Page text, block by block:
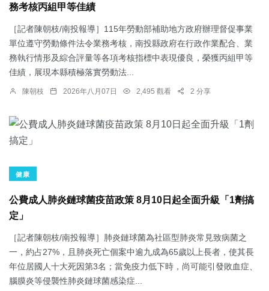
務考核丙組甲等佳績
［記者陳朝枝/南投報導］115年勞動部補助地方政府辦理督促事業
單位遵守勞動條件法令業務考核，南投縣政府在行政作業配合、業
務執行情形及綜合評量等各項考核指標中表現優良，榮獲丙組甲等
佳績，展現本縣積極落實勞動法...
陳朝枝 2026年八月07日 2,495 觀看 2 分享
健康
公費成人肺炎鏈球菌疫苗政策 8月10日起全面升級「1劑搞
定」
［記者陳朝枝/南投報導］肺炎鏈球菌為社區型肺炎常見致病菌之
一，約占27%，且肺炎死亡個案中逾九成為65歲以上長者，使其長
年位居國人十大死因第3名；當免疫力低下時，尚可能引發敗血症、
腦膜炎等侵襲性肺炎鏈球菌感染症...